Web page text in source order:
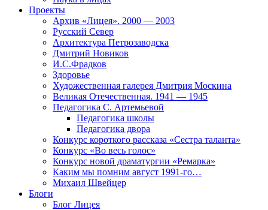
Проекты
Архив «Лицея». 2000 — 2003
Русский Север
Архитектура Петрозаводска
Дмитрий Новиков
И.С.Фрадков
Здоровье
Художественная галерея Дмитрия Москина
Великая Отечественная. 1941 — 1945
Педагогика С. Артемьевой
Педагогика школы
Педагогика двора
Конкурс короткого рассказа «Сестра таланта»
Конкурс «Во весь голос»
Конкурс новой драматургии «Ремарка»
Каким мы помним август 1991-го…
Михаил Швейцер
Блоги
Блог Лицея